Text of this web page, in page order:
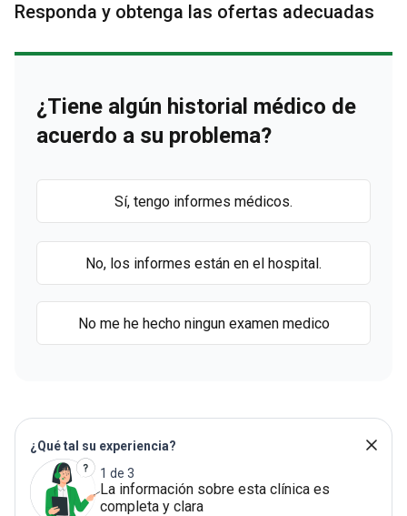
Responda y obtenga las ofertas adecuadas
¿Tiene algún historial médico de
acuerdo a su problema?
Sí, tengo informes médicos.
No, los informes están en el hospital.
No me he hecho ningun examen medico
¿Qué tal su experiencia?
1 de 3
La información sobre esta clínica es
completa y clara